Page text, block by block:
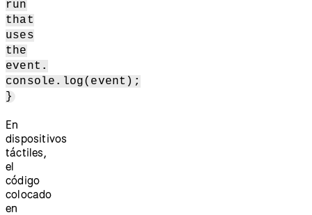
run
that
uses
the
event.
console.log(event);
}
En
dispositivos
táctiles,
el
código
colocado
en